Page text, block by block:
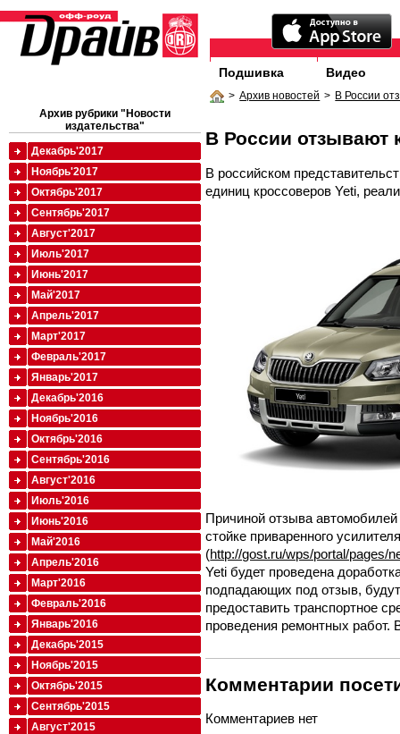
Подшивка Видео
> Архив новостей > В России
В России отзывают
В российском
единиц кроссоверов Yeti,
Причиной отзыва
стойке приваренного
(http://gost.ru/wps/portal/pages/
Yeti будет проведена
подпадающих под отзыв,
предоставить транспортное
проведения ремонтных работ.
Комментарии
Комментариев нет
Архив рубрики "Новости
издательства"
Декабрь'2017
Ноябрь'2017
Октябрь'2017
Сентябрь'2017
Август'2017
Июль'2017
Июнь'2017
Май'2017
Апрель'2017
Март'2017
Февраль'2017
Январь'2017
Декабрь'2016
Ноябрь'2016
Октябрь'2016
Сентябрь'2016
Август'2016
Июль'2016
Июнь'2016
Май'2016
Апрель'2016
Март'2016
Февраль'2016
Январь'2016
Декабрь'2015
Ноябрь'2015
Октябрь'2015
Сентябрь'2015
Август'2015